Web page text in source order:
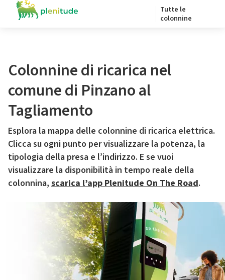
Tutte le
colonnine
Colonnine di ricarica nel
comune di Pinzano al
Tagliamento
Esplora la mappa delle colonnine di ricarica elettrica.
Clicca su ogni punto per visualizzare la potenza, la
tipologia della presa e l’indirizzo. E se vuoi
visualizzare la disponibilità in tempo reale della
colonnina, scarica l’app Plenitude On The Road.